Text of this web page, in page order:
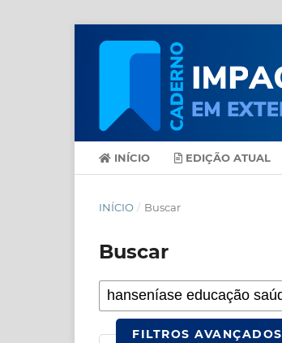
INÍCIO EDIÇÃO ATUAL
INÍCIO / Buscar
Buscar
FILTROS AVANÇADOS